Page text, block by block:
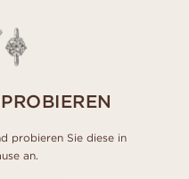
probieren Sie diese in
an.